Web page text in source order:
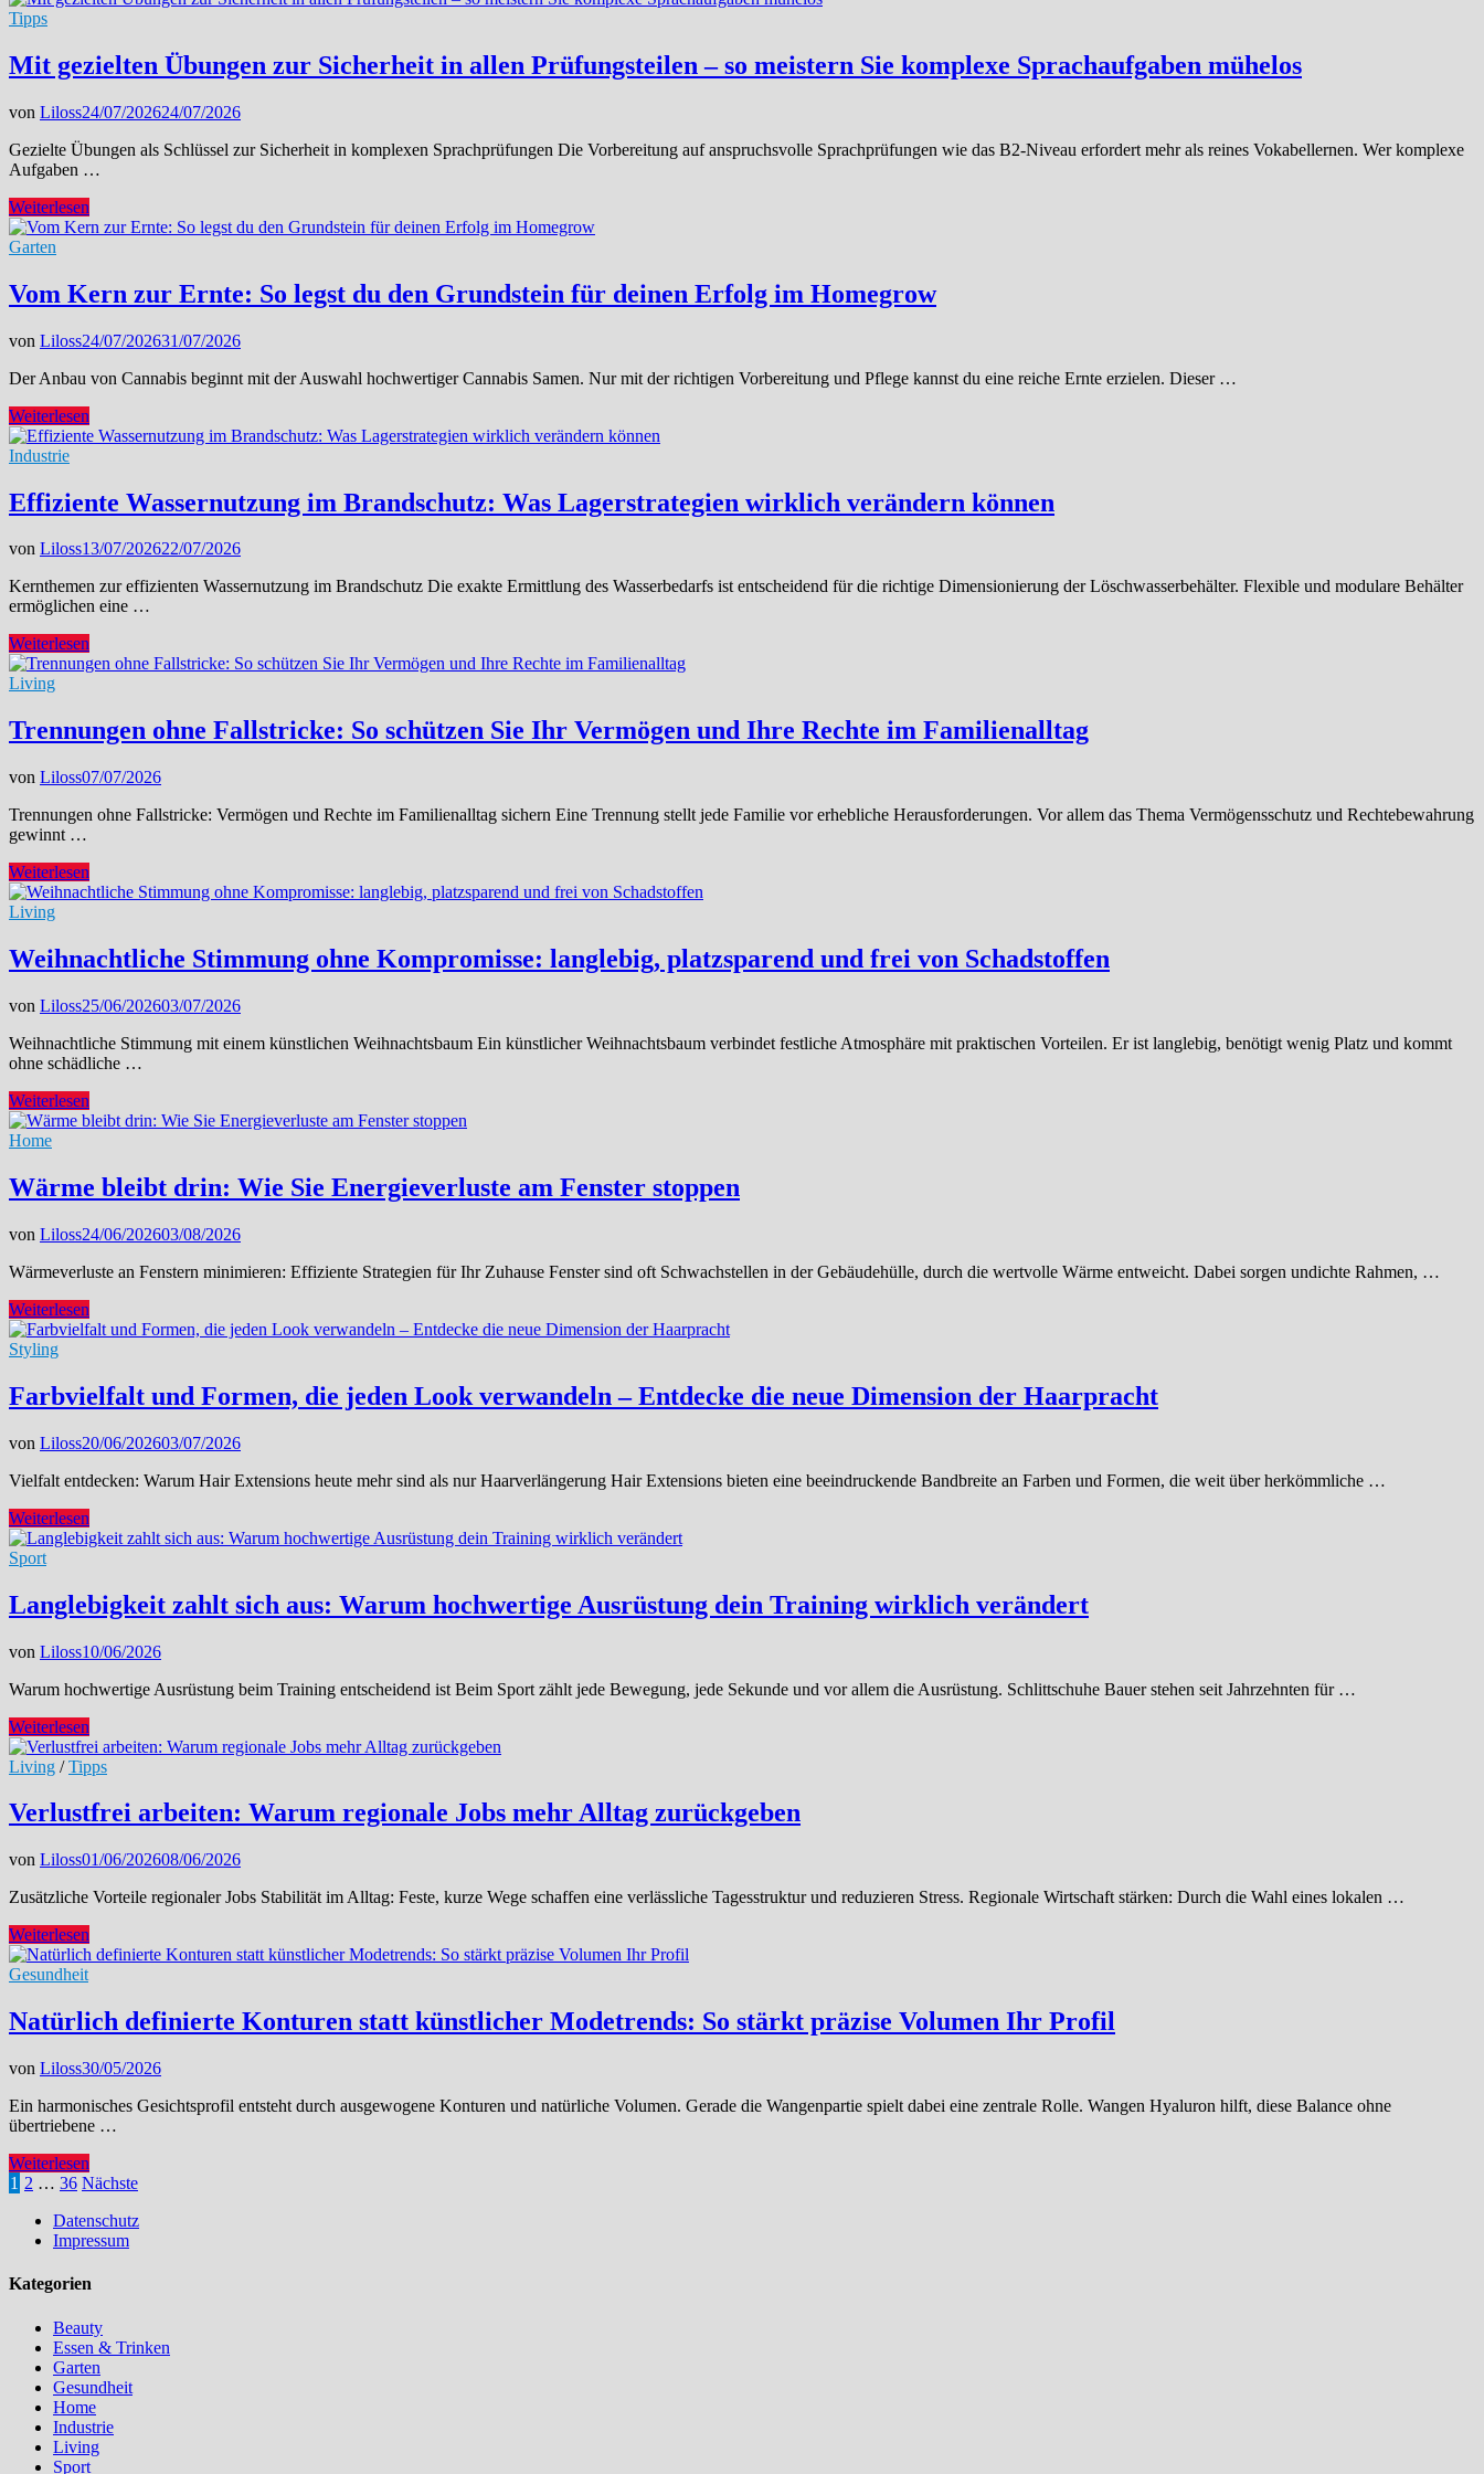
Tipps
Mit gezielten Übungen zur Sicherheit in allen Prüfungsteilen – so meistern Sie komplexe Sprachaufgaben mühelos
von Liloss24/07/202624/07/2026
Gezielte Übungen als Schlüssel zur Sicherheit in komplexen Sprachprüfungen Die Vorbereitung auf anspruchsvolle Sprachprüfungen wie das B2-Niveau erfordert mehr als reines Vokabellernen. Wer komplexe
Aufgaben …
Mit
gezielten
Übungen
Sicherheit
in
Prüfungsteilen
so
meistern
Sie
komplexe
Sprachaufgaben
Weiterlesen
Garten
Vom Kern zur Ernte: So legst du den Grundstein für deinen Erfolg im Homegrow
von Liloss24/07/202631/07/2026
Der Anbau von Cannabis beginnt mit der Auswahl hochwertiger Cannabis Samen. Nur mit der richtigen Vorbereitung und Pflege kannst du eine reiche Ernte erzielen. Dieser …
Vom
Kern
zur
So
legst
den
für
deinen
Erfolg
im
Homegrow
Weiterlesen
Industrie
Effiziente Wassernutzung im Brandschutz: Was Lagerstrategien wirklich verändern können
von Liloss13/07/202622/07/2026
Kernthemen zur effizienten Wassernutzung im Brandschutz Die exakte Ermittlung des Wasserbedarfs ist entscheidend für die richtige Dimensionierung der Löschwasserbehälter. Flexible und modulare Behälter
ermöglichen eine …
Effiziente
Wassernutzung
im
Was
Lagerstrategien
verändern
Weiterlesen
Living
Trennungen ohne Fallstricke: So schützen Sie Ihr Vermögen und Ihre Rechte im Familienalltag
von Liloss07/07/2026
Trennungen ohne Fallstricke: Vermögen und Rechte im Familienalltag sichern Eine Trennung stellt jede Familie vor erhebliche Herausforderungen. Vor allem das Thema Vermögensschutz und Rechtebewahrung
gewinnt …
Trennungen
ohne
Fallstricke:
schützen
Sie
Vermögen
Ihre
Rechte
im
Familienalltag
Weiterlesen
Living
Weihnachtliche Stimmung ohne Kompromisse: langlebig, platzsparend und frei von Schadstoffen
von Liloss25/06/202603/07/2026
Weihnachtliche Stimmung mit einem künstlichen Weihnachtsbaum Ein künstlicher Weihnachtsbaum verbindet festliche Atmosphäre mit praktischen Vorteilen. Er ist langlebig, benötigt wenig Platz und kommt
ohne schädliche …
Weihnachtliche
Stimmung
ohne
langlebig,
platzsparend
frei
Schadstoffen
Weiterlesen
Home
Wärme bleibt drin: Wie Sie Energieverluste am Fenster stoppen
von Liloss24/06/202603/08/2026
Wärmeverluste an Fenstern minimieren: Effiziente Strategien für Ihr Zuhause Fenster sind oft Schwachstellen in der Gebäudehülle, durch die wertvolle Wärme entweicht. Dabei sorgen undichte Rahmen, …
Wärme
bleibt
drin:
Sie
Energieverluste
Fenster
Weiterlesen
Styling
Farbvielfalt und Formen, die jeden Look verwandeln – Entdecke die neue Dimension der Haarpracht
von Liloss20/06/202603/07/2026
Vielfalt entdecken: Warum Hair Extensions heute mehr sind als nur Haarverlängerung Hair Extensions bieten eine beeindruckende Bandbreite an Farben und Formen, die weit über herkömmliche …
Farbvielfalt
und
Formen,
jeden
Look
–
die
neue
Dimension
der
Haarpracht
Weiterlesen
Sport
Langlebigkeit zahlt sich aus: Warum hochwertige Ausrüstung dein Training wirklich verändert
von Liloss10/06/2026
Warum hochwertige Ausrüstung beim Training entscheidend ist Beim Sport zählt jede Bewegung, jede Sekunde und vor allem die Ausrüstung. Schlittschuhe Bauer stehen seit Jahrzehnten für …
Langlebigkeit
zahlt
sich
Warum
hochwertige
dein
wirklich
verändert
Weiterlesen
Living /Tipps
Verlustfrei arbeiten: Warum regionale Jobs mehr Alltag zurückgeben
von Liloss01/06/202608/06/2026
Zusätzliche Vorteile regionaler Jobs Stabilität im Alltag: Feste, kurze Wege schaffen eine verlässliche Tagesstruktur und reduzieren Stress. Regionale Wirtschaft stärken: Durch die Wahl eines lokalen …
Verlustfrei
arbeiten:
Warum
Jobs
mehr
zurückgeben
Weiterlesen
Gesundheit
Natürlich definierte Konturen statt künstlicher Modetrends: So stärkt präzise Volumen Ihr Profil
von Liloss30/05/2026
Ein harmonisches Gesichtsprofil entsteht durch ausgewogene Konturen und natürliche Volumen. Gerade die Wangenpartie spielt dabei eine zentrale Rolle. Wangen Hyaluron hilft, diese Balance ohne
übertriebene …
Natürlich
definierte
künstlicher
So
präzise
Volumen
Weiterlesen
Seitennummerierung
der
Beiträge
1 2 … 36 Nächste
Datenschutz
Impressum
Kategorien
Beauty
Essen & Trinken
Garten
Gesundheit
Home
Industrie
Living
Sport